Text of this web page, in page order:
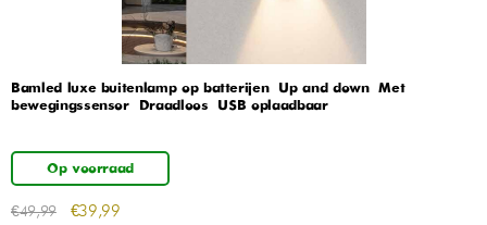
Bamled luxe buitenlamp op batterijen – Up and down – Met
bewegingssensor – Draadloos – USB oplaadbaar
Op voorraad
€49,99 €39,99